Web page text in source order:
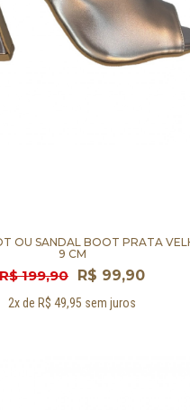
OU SANDAL BOOT PRATA
9 CM
R$ 199,90 R$ 99,90
2x de R$ 49,95 sem juros